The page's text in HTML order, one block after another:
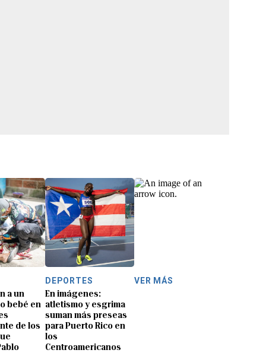
a un
bebé en
de los
DEPORTES
En imágenes:
atletismo y esgrima
suman más preseas
para Puerto Rico en
los
Centroamericanos
VER MÁS